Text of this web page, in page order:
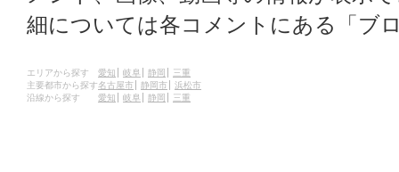
細については各コメントにある「ブ
エリアから探す 愛知 岐阜 静岡
三重
主要都市から探す名古屋市 静岡市
浜松市
沿線から探す
愛知 岐阜 静岡 三重